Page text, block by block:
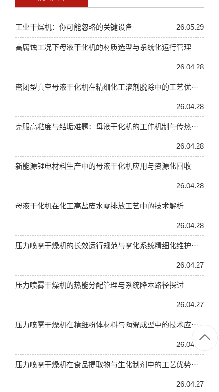
工业干燥机：你可能忽略的关键设备 26.05.29
高腐蚀工况下母液干化机的材质选型与系统化运行管理
26.04.28
密闭型真空母液干化机在精细化工溶剂脱除中的工艺优···
26.04.28
克服高粘度与结垢难题：母液干化机的工作机制与传热···
26.04.28
新能源锂电材料生产中的母液干化机应用与资源化回收
26.04.28
母液干化机在化工高盐废水零排放工艺中的技术解析
26.04.28
压力喷雾干燥机的长效运行规范与雾化系统精细化维护···
26.04.27
压力喷雾干燥机的热能分配管理与系统降本路径探讨
26.04.27
压力喷雾干燥机在精细粉体材料与陶瓷成型中的技术应···
26.04.27
压力喷雾干燥机在食品提取物与生化制剂中的工艺优势···
26.04.27